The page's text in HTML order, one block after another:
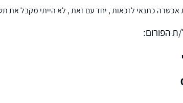
אכשרה כתנאי לזכאות , יחד עם זאת , לא הייתי מקבל את
הפורום: